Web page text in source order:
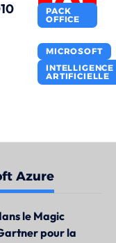
PACK
OFFICE
MICROSOFT
INTELLIGENCE
ARTIFICIELLE
Azure
le Magic
pour la